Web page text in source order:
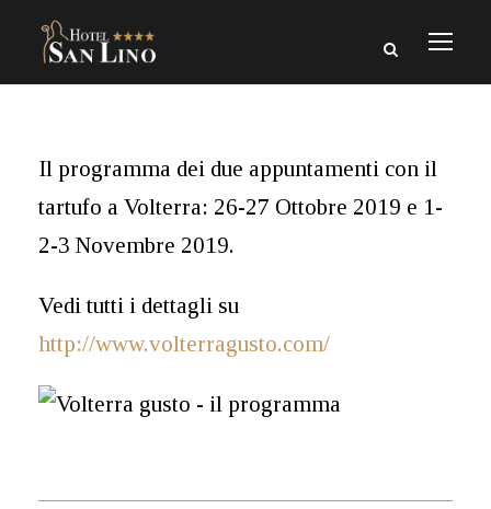
Il programma dei due appuntamenti con il
tartufo a Volterra: 26-27 Ottobre 2019 e 1-
2-3 Novembre 2019.
Vedi tutti i dettagli su
http://www.volterragusto.com/